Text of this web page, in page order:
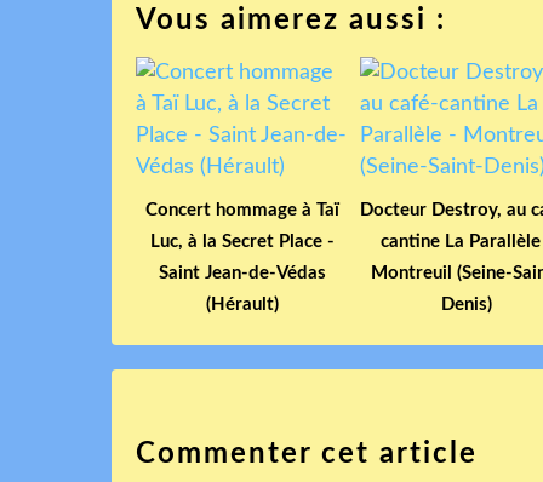
Vous aimerez aussi :
Concert hommage à Taï
Luc, à la Secret Place -
Saint Jean-de-Védas
(Hérault)
Docteur Destroy, au
cantine La
Montreuil (Seine-
Denis)
Commenter cet article